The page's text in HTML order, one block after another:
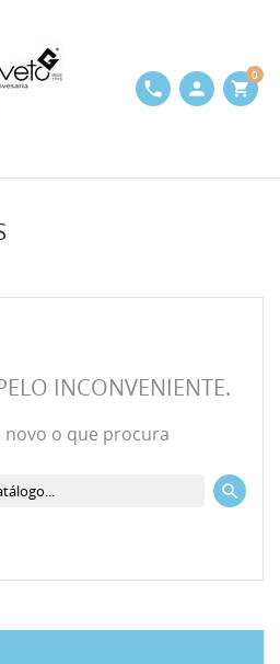
phone person shopping_cart
0
INCONVENIENTE.
novo o que procura